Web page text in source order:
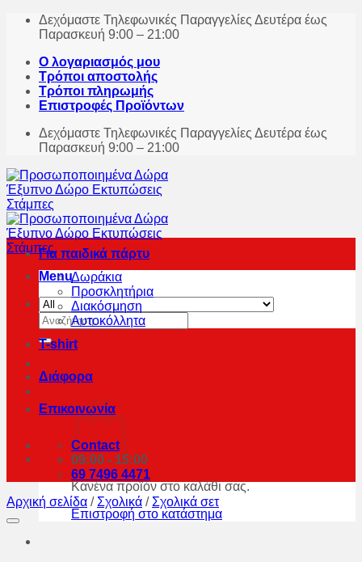
Skip
Δεχόμαστε Τηλεφωνικές Παραγγελίες Δευτέρα έως
Παρασκευή 9:00 – 21:00
Ο λογαριασμός μου
Τρόποι αποστολής
Τρόποι πληρωμής
Επιστροφές Προϊόντων
Δεχόμαστε Τηλεφωνικές Παραγγελίες Δευτέρα έως
Παρασκευή 9:00 – 21:00
Menu
Αναζήτηση
για:
Κανένα προϊόν στο καλάθι σας.
Επιστροφή στο κατάστημα
Για παιδικά πάρτυ
Δωράκια
Προσκλητήρια
Διακόσμηση
Αυτοκόλλητα
T-shirt
Διάφορα
Επικοινωνία
Contact
09:00 - 15:00
69 7496 4471
Αρχική σελίδα / Σχολικά / Σχολικά σετ